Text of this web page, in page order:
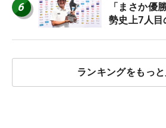
6
「まさか
勢史上7人目
ランキングをもっ